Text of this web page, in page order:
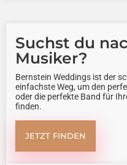
Suchst du
Musiker?
Bernstein Weddings ist der
einfachste Weg, um den
oder die perfekte Band für
finden.
JETZT FINDEN